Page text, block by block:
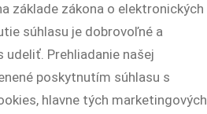
základe zákona o elektronických
súhlasu je dobrovoľné a
Prehliadanie našej
poskytnutím súhlasu s
hlavne tých marketingových